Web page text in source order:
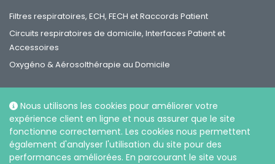
Nous utilisons les cookies pour améliorer votre
expérience client en ligne et nous assurer que le site
fonctionne correctement. Les cookies nous permettent
également d'analyser l'utilisation du site pour des
performances améliorées. En parcourant le site vous
Filtres respiratoires, ECH, FECH et Raccords Patient
Circuits respiratoires de domicile, Interfaces Patient et
Accessoires
Oxygéno & Aérosolthérapie au Domicile
Réseaux sociaux